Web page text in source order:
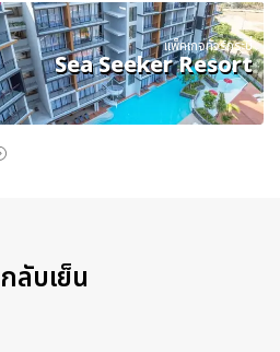
แพ็คเกจทัวร์กระบี่
Sea Seeker Resort
ลับเย็น